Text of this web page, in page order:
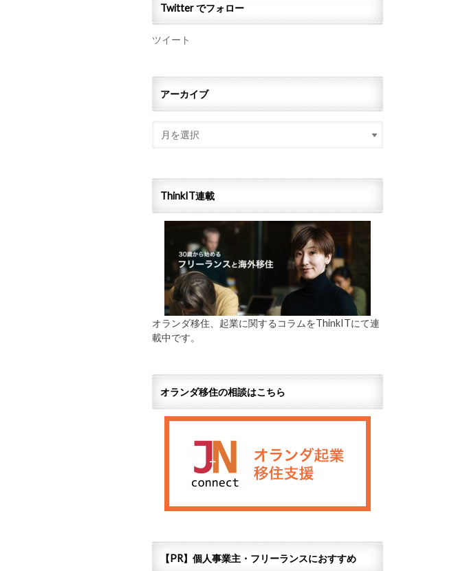
Twitter でフォロー
ツイート
アーカイブ
ThinkIT連載
オランダ移住、起業に関するコラムをThinkITにて連
載中です。
オランダ移住の相談はこちら
【PR】個人事業主・フリーランスにおすすめ